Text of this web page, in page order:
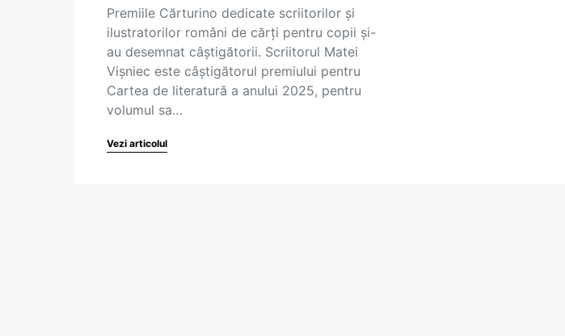
Premiile Cărturino dedicate scriitorilor și
ilustratorilor români de cărți pentru copii și-
au desemnat câștigătorii. Scriitorul Matei
Vișniec este câștigătorul premiului pentru
Cartea de literatură a anului 2025, pentru
volumul sa…
Vezi articolul